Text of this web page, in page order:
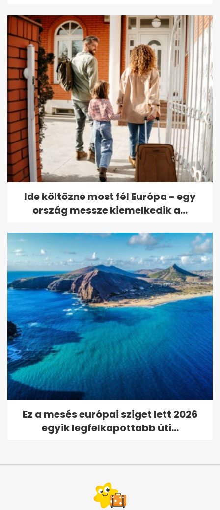
Ide költözne most fél Európa - egy
ország messze kiemelkedik a...
Ez a mesés európai sziget lett 2026
egyik legfelkapottabb úti...